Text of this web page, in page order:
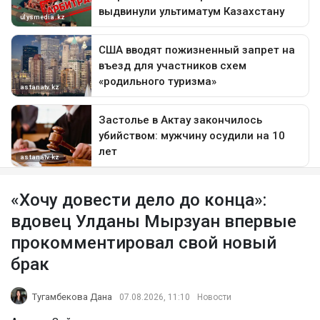
«Хочу довести дело до конца»:
вдовец Улданы Мырзуан впервые
прокомментировал свой новый
брак
Тугамбекова Дана 07.08.2026, 11:10 Новости